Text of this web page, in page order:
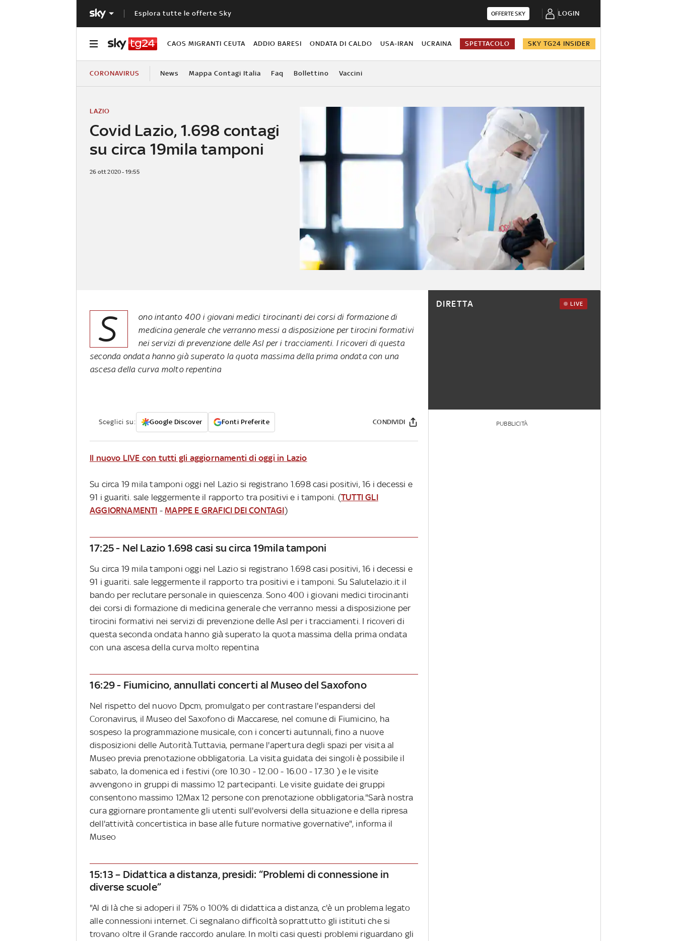
Esplora tutte le offerte Sky OFFERTE SKY LOGIN
CAOS MIGRANTI CEUTA ADDIO BARESI ONDATA DI CALDO USA-IRAN UCRAINA SPETTACOLO SKY TG24 INSIDER
CORONAVIRUS News Mappa Contagi Italia Faq Bollettino Vaccini
Covid Lazio, 1.698 contagi
su circa 19mila tamponi
LAZIO
26 ott 2020 - 19:55
S
ono intanto 400 i giovani medici tirocinanti dei corsi di formazione di
medicina generale che verranno messi a disposizione per tirocini formativi
nei servizi di prevenzione delle Asl per i tracciamenti. I ricoveri di questa
seconda ondata hanno già superato la quota massima della prima ondata con una
ascesa della curva molto repentina
Sceglici su: Google Discover Fonti Preferite CONDIVIDI
Il nuovo LIVE con tutti gli aggiornamenti di oggi in Lazio
Su circa 19 mila tamponi oggi nel Lazio si registrano 1.698 casi positivi, 16 i decessi e
91 i guariti. sale leggermente il rapporto tra positivi e i tamponi. (TUTTI GLI
AGGIORNAMENTI -MAPPE E GRAFICI DEI CONTAGI)
17:25 - Nel Lazio 1.698 casi su circa 19mila tamponi
Su circa 19 mila tamponi oggi nel Lazio si registrano 1.698 casi positivi, 16 i decessi e
91 i guariti. sale leggermente il rapporto tra positivi e i tamponi. Su Salutelazio.it il
bando per reclutare personale in quiescenza. Sono 400 i giovani medici tirocinanti
dei corsi di formazione di medicina generale che verranno messi a disposizione per
tirocini formativi nei servizi di prevenzione delle Asl per i tracciamenti. I ricoveri di
questa seconda ondata hanno già superato la quota massima della prima ondata
con una ascesa della curva molto repentina
16:29 - Fiumicino, annullati concerti al Museo del Saxofono
Nel rispetto del nuovo Dpcm, promulgato per contrastare l'espandersi del
Coronavirus, il Museo del Saxofono di Maccarese, nel comune di Fiumicino, ha
sospeso la programmazione musicale, con i concerti autunnali, fino a nuove
disposizioni delle Autorità.Tuttavia, permane l'apertura degli spazi per visita al
Museo previa prenotazione obbligatoria. La visita guidata dei singoli è possibile il
sabato, la domenica ed i festivi (ore 10.30 - 12.00 - 16.00 - 17.30 ) e le visite
avvengono in gruppi di massimo 12 partecipanti. Le visite guidate dei gruppi
consentono massimo 12Max 12 persone con prenotazione obbligatoria."Sarà nostra
cura ggiornare prontamente gli utenti sull'evolversi della situazione e della ripresa
dell'attività concertistica in base alle future normative governative", informa il
Museo
15:13 – Didattica a distanza, presidi: “Problemi di connessione in
diverse scuole”
"Al di là che si adoperi il 75% o 100% di didattica a distanza, c'è un problema legato
alle connessioni internet. Ci segnalano difficoltà soprattutto gli istituti che si
trovano oltre il Grande raccordo anulare. In molti casi questi problemi riguardano gli
DIRETTA LIVE
PUBBLICITÀ